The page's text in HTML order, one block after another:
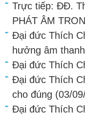
Trực tiếp: ĐĐ.
PHÁT ÂM
Đại đức Thích
hưởng âm
Đại đức Thích
Đại đức Thích
cho đúng (03/
Đại đức Thích